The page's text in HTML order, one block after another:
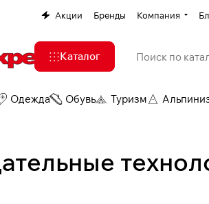
Акции Бренды Компания
Каталог
Одежда Обувь Туризм